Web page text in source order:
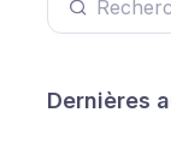
Dernières